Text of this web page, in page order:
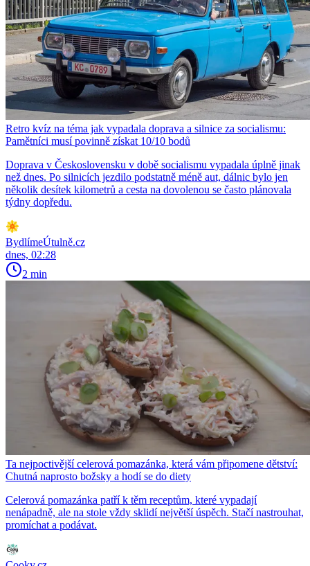
Retro kvíz na téma jak vypadala doprava a silnice za socialismu:
Pamětníci musí povinně získat 10/10 bodů
Doprava v Československu v době socialismu vypadala úplně jinak
než dnes. Po silnicích jezdilo podstatně méně aut, dálnic bylo jen
několik desítek kilometrů a cesta na dovolenou se často plánovala
týdny dopředu.
BydlímeÚtulně.cz
dnes, 02:28
2 min
Ta nejpoctivější celerová pomazánka, která vám připomene dětství:
Chutná naprosto božsky a hodí se do diety
Celerová pomazánka patří k těm receptům, které vypadají
nenápadně, ale na stole vždy sklidí největší úspěch. Stačí nastrouhat,
promíchat a podávat.